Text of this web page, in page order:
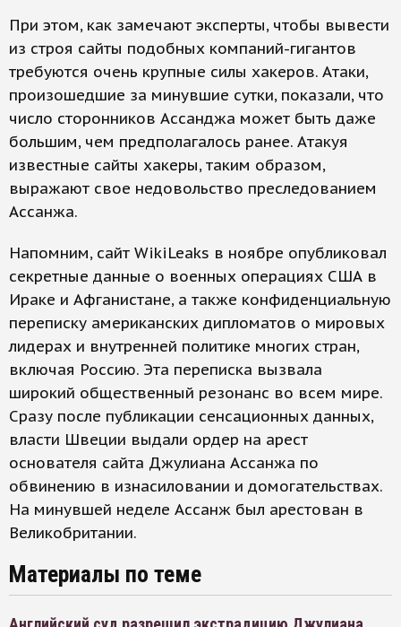
При этом, как замечают эксперты, чтобы вывести
из строя сайты подобных компаний-гигантов
требуются очень крупные силы хакеров. Атаки,
произошедшие за минувшие сутки, показали, что
число сторонников Ассанджа может быть даже
большим, чем предполагалось ранее. Атакуя
известные сайты хакеры, таким образом,
выражают свое недовольство преследованием
Ассанжа.
Напомним, сайт WikiLeaks в ноябре опубликовал
секретные данные о военных операциях США в
Ираке и Афганистане, а также конфиденциальную
переписку американских дипломатов о мировых
лидерах и внутренней политике многих стран,
включая Россию. Эта переписка вызвала
широкий общественный резонанс во всем мире.
Сразу после публикации сенсационных данных,
власти Швеции выдали ордер на арест
основателя сайта Джулиана Ассанжа по
обвинению в изнасиловании и домогательствах.
На минувшей неделе Ассанж был арестован в
Великобритании.
Материалы по теме